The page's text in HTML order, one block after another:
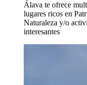
Álava te ofrece
lugares ricos en
Naturaleza y/o
interesantes